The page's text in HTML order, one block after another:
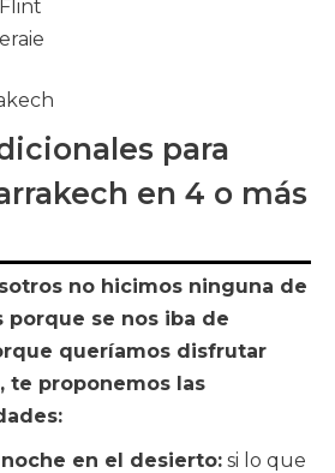
para
en 4 o más
no hicimos ninguna de
porque se nos iba de
queríamos disfrutar
te proponemos las
en el desierto: si lo que